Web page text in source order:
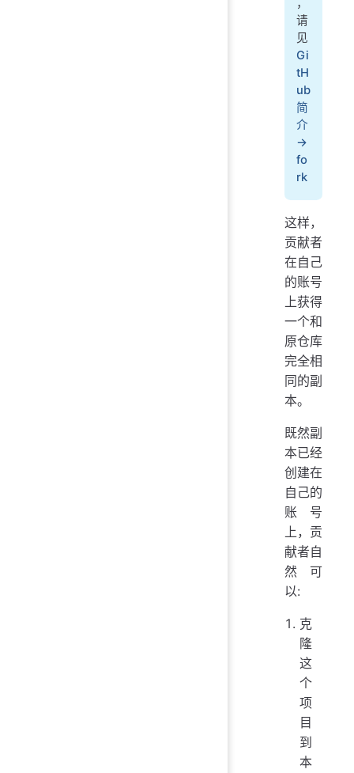
，
请
见
Gi
tH
ub
简
介
→
fo
rk
这样，
贡献者
在自己
的账号
上获得
一个和
原仓库
完全相
同的副
本。
既然副
本已经
创建在
自己的
账号
上，贡
献者自
然可
以:
克
隆
这
个
项
目
到
本